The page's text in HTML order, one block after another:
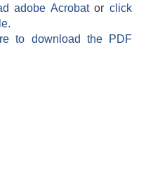
adobe Acrobatorclick
to download the PDF